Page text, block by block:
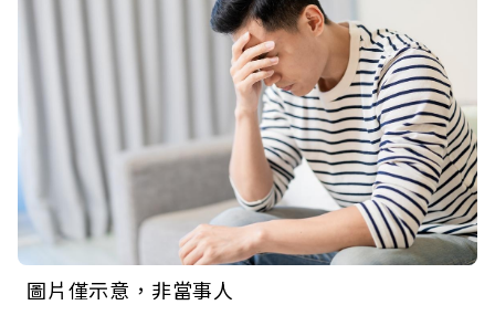
圖片僅示意，非當事人